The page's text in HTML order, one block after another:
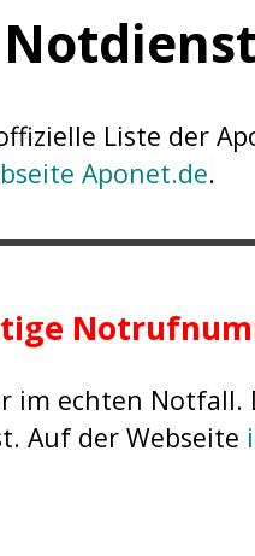
Notdienst
Liste der
Aponet.de.
im echten
Auf der Webseite